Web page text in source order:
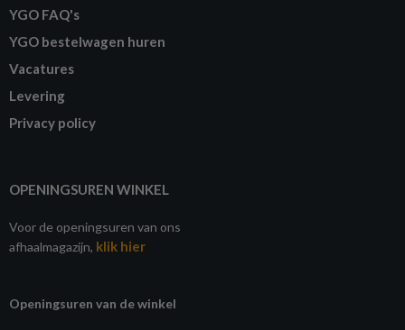
YGO FAQ's
YGO bestelwagen huren
Vacatures
Levering
Privacy policy
OPENINGSUREN WINKEL
Voor de openingsuren van ons
afhaalmagazijn, klik hier
Openingsuren van de winkel